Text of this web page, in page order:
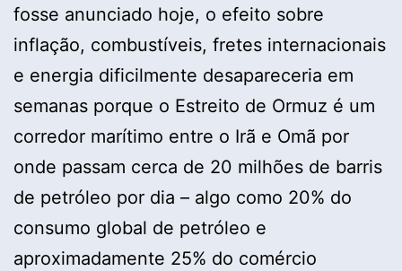
fosse anunciado hoje, o efeito sobre
inflação, combustíveis, fretes internacionais
e energia dificilmente desapareceria em
semanas porque o Estreito de Ormuz é um
corredor marítimo entre o Irã e Omã por
onde passam cerca de 20 milhões de barris
de petróleo por dia – algo como 20% do
consumo global de petróleo e
aproximadamente 25% do comércio